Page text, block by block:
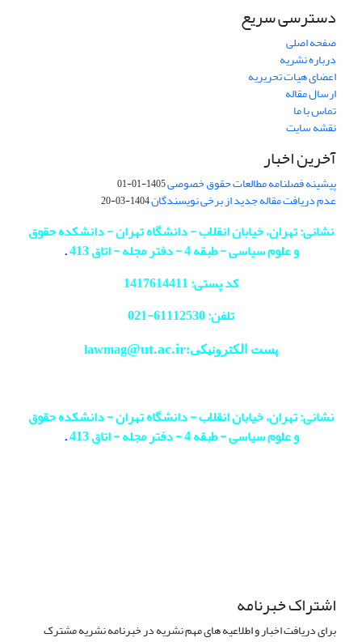
دسترسی سریع
صفحه اصلی
درباره نشریه
اعضای هیات تحریریه
ارسال مقاله
تماس با ما
نقشه سایت
آخرین اخبار
پیشینه فصلنامه مطالعات حقوق خصوصی1405-01-01
عدم دریافت مقاله جدید از برخی نویسندگان1404-03-20
نشانی: تهران، خیابان انقلاب - دانشگاه تهران - دانشکده حقوق
و علوم سیاسی - طبقه 4 - دفتر مجله - اتاق 413
.
کد پستی: 1417614411
تلفن: 61112530-
021
پست الکترونیکی:lawmag@ut.ac.ir
نشانی: تهران، خیابان انقلاب - دانشگاه تهران - دانشکده حقوق
و علوم سیاسی - طبقه 4 - دفتر مجله - اتاق 413
.
اشتراک خبرنامه
برای دریافت اخبار و اطلاعیه های مهم نشریه در خبرنامه نشریه مشترک